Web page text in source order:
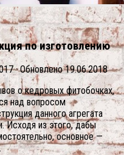
по изготовлению
· Обновлено19.06.2018
о кедровых фитобочках,
над вопросом
данного агрегата
Исходя из этого, дабы
основное —